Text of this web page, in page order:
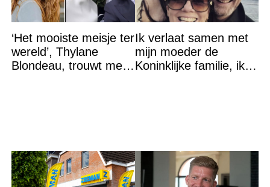
‘Het mooiste meisje ter
wereld’, Thylane
Blondeau, trouwt met
Ik verlaat samen met
mijn moeder de
Koninklijke familie, ik